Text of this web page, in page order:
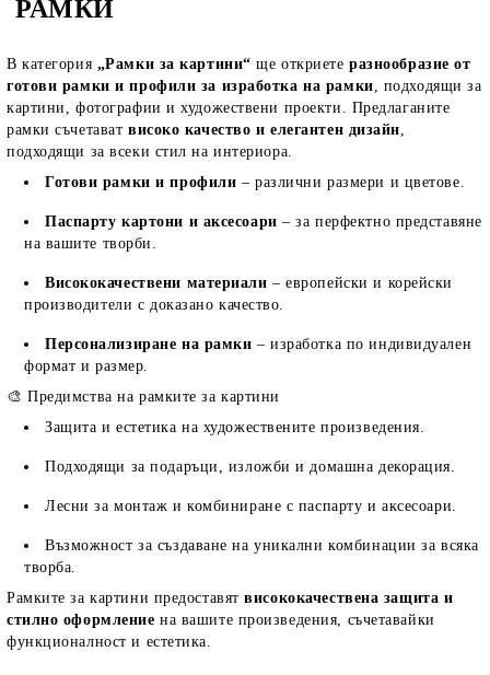
РАМКИ
В категория „Рамки за картини“ ще откриетеразнообразие от
готови рамки и профили за изработка на рамки, подходящи за
картини, фотографии и художествени проекти. Предлаганите
рамки съчетават високо качество и елегантен дизайн,
подходящи за всеки стил на интериора.
Готови рамки и профили – различни размери и цветове.
Паспарту картони и аксесоари – за перфектно представяне
на вашите творби.
Висококачествени материали – европейски и корейски
производители с доказано качество.
Персонализиране на рамки – изработка по индивидуален
формат и размер.
🎨 Предимства на рамките за картини
Защита и естетика на художествените произведения.
Подходящи за подаръци, изложби и домашна декорация.
Лесни за монтаж и комбиниране с паспарту и аксесоари.
Възможност за създаване на уникални комбинации за всяка
творба.
Рамките за картини предоставятвисококачествена защита и
стилно оформление на вашите произведения, съчетавайки
функционалност и естетика.